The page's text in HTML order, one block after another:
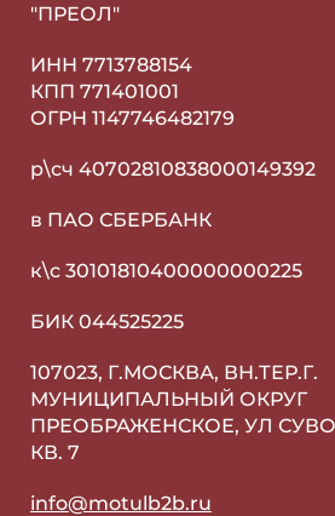
"ПРЕОЛ"
ИНН 7713788154
КПП 771401001
ОГРН 1147746482179
р\сч 40702810838000149392
в ПАО СБЕРБАНК
к\с 30101810400000000225
БИК 044525225
107023, Г.МОСКВА, ВН.ТЕР.Г.
МУНИЦИПАЛЬНЫЙ ОКРУГ
ПРЕОБРАЖЕНСКОЕ, УЛ
КВ. 7
info@motulb2b.ru